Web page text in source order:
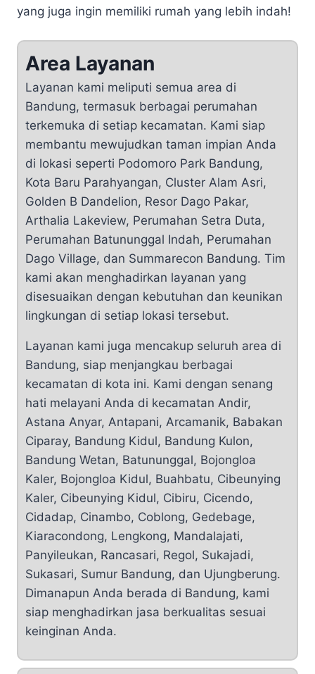
yang juga ingin memiliki rumah yang lebih indah!
Area Layanan
Layanan kami meliputi semua area di
Bandung, termasuk berbagai perumahan
terkemuka di setiap kecamatan. Kami siap
membantu mewujudkan taman impian Anda
di lokasi seperti Podomoro Park Bandung,
Kota Baru Parahyangan, Cluster Alam Asri,
Golden B Dandelion, Resor Dago Pakar,
Arthalia Lakeview, Perumahan Setra Duta,
Perumahan Batununggal Indah, Perumahan
Dago Village, dan Summarecon Bandung. Tim
kami akan menghadirkan layanan yang
disesuaikan dengan kebutuhan dan keunikan
lingkungan di setiap lokasi tersebut.
Layanan kami juga mencakup seluruh area di
Bandung, siap menjangkau berbagai
kecamatan di kota ini. Kami dengan senang
hati melayani Anda di kecamatan Andir,
Astana Anyar, Antapani, Arcamanik, Babakan
Ciparay, Bandung Kidul, Bandung Kulon,
Bandung Wetan, Batununggal, Bojongloa
Kaler, Bojongloa Kidul, Buahbatu, Cibeunying
Kaler, Cibeunying Kidul, Cibiru, Cicendo,
Cidadap, Cinambo, Coblong, Gedebage,
Kiaracondong, Lengkong, Mandalajati,
Panyileukan, Rancasari, Regol, Sukajadi,
Sukasari, Sumur Bandung, dan Ujungberung.
Dimanapun Anda berada di Bandung, kami
siap menghadirkan jasa berkualitas sesuai
keinginan Anda.